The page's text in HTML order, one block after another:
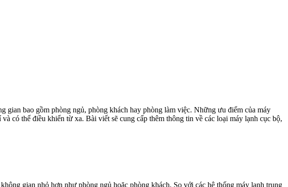
gian bao gồm phòng ngủ, phòng khách hay phòng làm việc. Những ưu điểm của máy
có thể điều khiển từ xa. Bài viết sẽ cung cấp thêm thông tin về các loại máy lạnh cục bộ,
gian nhỏ hơn như phòng ngủ hoặc phòng khách. So với các hệ thống máy lạnh trung